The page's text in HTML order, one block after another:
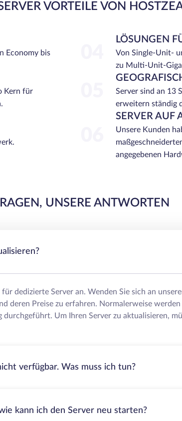
VORTEILE VON
Economy bis
LÖSUNGEN
Von Single-Unit-
zu Multi-Unit-
Kern für
Server sind an 13
erweitern ständig
SERVER AUF
Unsere Kunden
angegebenen
UNSERE ANTWORTEN
dedizierte Server an. Wenden Sie sich an
deren Preise zu erfahren. Normalerweise
durchgeführt. Um Ihren Server zu aktualisieren,
verfügbar. Was muss ich tun?
kann ich den Server neu starten?